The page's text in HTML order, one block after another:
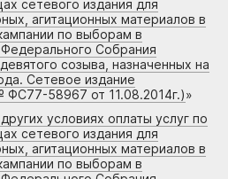
сетевого издания для
агитационных материалов в
по выборам в
Собрания
созыва, назначенных на
Сетевое издание
58967 от 11.08.2014г.)»
условиях оплаты услуг по
сетевого издания для
агитационных материалов в
по выборам в